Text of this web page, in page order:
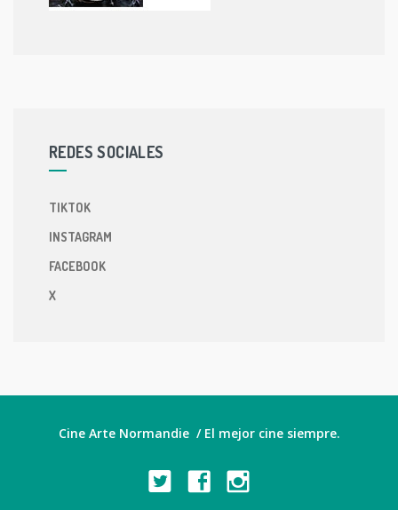
REDES SOCIALES
TIKTOK
INSTAGRAM
FACEBOOK
X
Cine Arte Normandie / El mejor cine siempre.